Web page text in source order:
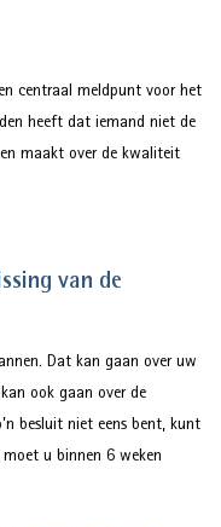
centraal meldpunt voor het
heeft dat iemand niet de
maakt over de kwaliteit
van de
Dat kan gaan over uw
ook gaan over de
besluit niet eens bent, kunt
moet u binnen 6 weken